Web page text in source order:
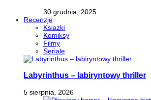
30 grudnia, 2025
Recenzje
Ksiazki
Komiksy
Filmy
Seriale
Labyrinthus – labiryntowy thriller
5 sierpnia, 2026